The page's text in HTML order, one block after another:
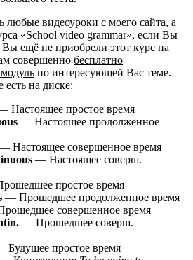
любые видеоуроки с моего сайта, а
«School video grammar», если Вы
ещё не приобрели этот курс на
совершенно бесплатно
по интересующей Вас теме.
на диске:
Настоящее простое время
— Настоящее продолженное
Настоящее совершенное время
— Настоящее соверш.
простое время
— Прошедшее продолженное время
совершенное время
— Прошедшее соверш.
Будущее простое время